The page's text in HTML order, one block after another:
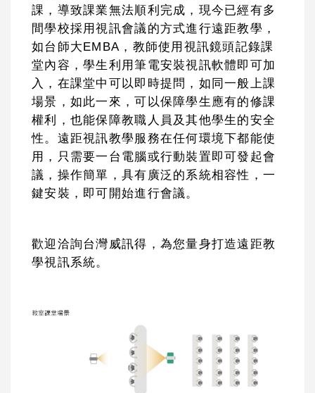
課，導致課業無法順利完成，現今已經有多
間學校採用視訊會議的方式進行遠距教學，
如台師大EMBA ，教師使用視訊鏡頭記錄課
堂內容，學生利用筆電安裝視訊軟體即可加
入，在課堂中可以即時提問，如同一般上課
場景，如此一來，可以保障學生應有的修課
權利，也能保障教職人員及其他學生的安全
性。遠距視訊教學服務在任何環境下都能使
用，只需要一台電腦或行動裝置即可發起會
議，操作簡單，具有廣泛的系統相容性，一
鍵安裝，即可開始進行會議。
歡迎洽詢台灣威訊得，為您量身打造遠距教
學視訊系統。